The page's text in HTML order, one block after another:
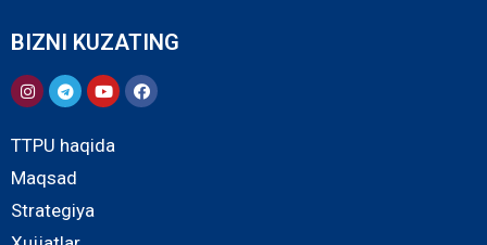
BIZNI KUZATING
TTPU haqida
Maqsad
Strategiya